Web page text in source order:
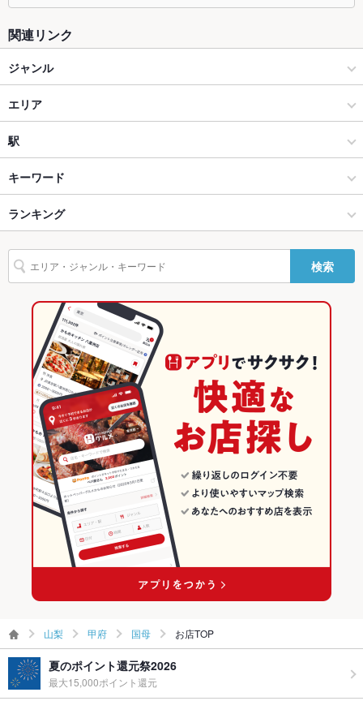
貸切 貸切可 ：※店舗に直接ご相談ください。
設備
Wi-Fi
バリアフリ
ー
駐車場
その他設備
その他
あり
食べ放題 なし
カクテル充実、ワイン充実
お子様連れ お子様連れOK
ウェディン
グパーティ
ー二次会
－
お祝い・サ
可
ペット同伴 可
ペット同伴ご希望の方は、事前にお電話で問い合わせ・ご予約
関連リンク
ジャンル
ダイニングバー・バル
洋・和洋・各国料理・その他
甲府 × ダイニングバー・バル
甲府 × 洋・和洋・各国料理・その他
国母駅 × ダイニングバー・バル
国母駅 × 洋・和洋・各国料理・その他
エリア
国母
国母 × ダイニングバー・バル
国母 × 洋・和洋・各国料理・その他
山梨
山梨 × ダイニングバー・バル
山梨 × 洋・和洋・各国料理・その他
駅
国母駅
キーワード
馬刺し エビ料理 ハンバーグ
ケーキ デザート チーズケーキ
ランキング
山梨のグルメランキング
山梨のダイニングバー・バルランキング
甲府のグルメランキング
甲府のダイニングバー・バルランキング
国母のグルメランキング
検索
山梨 甲府 国母 お店TOP
夏のポイント還元祭2026
最大15,000ポイント還元